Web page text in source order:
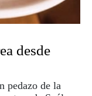
desde
pedazo de la